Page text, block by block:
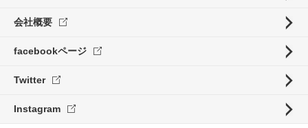
会社概要
facebookページ
Twitter
Instagram